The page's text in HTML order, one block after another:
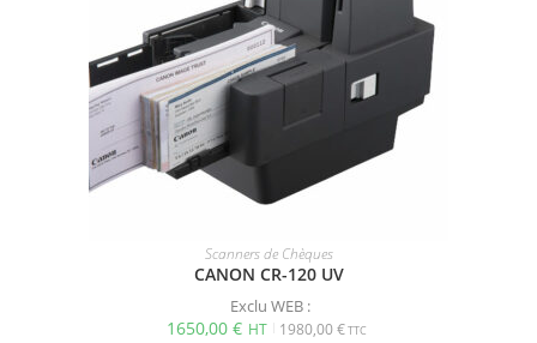
Scanners de Chèques
CANON CR-120 UV
Exclu WEB :
1650,00 € 1980,00 €